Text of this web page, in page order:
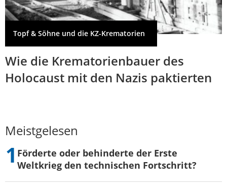
Topf & Söhne und die KZ-Krematorien
Wie die Krematorienbauer des
Holocaust mit den Nazis paktierten
Meistgelesen
Förderte oder behinderte der Erste
Weltkrieg den technischen Fortschritt?